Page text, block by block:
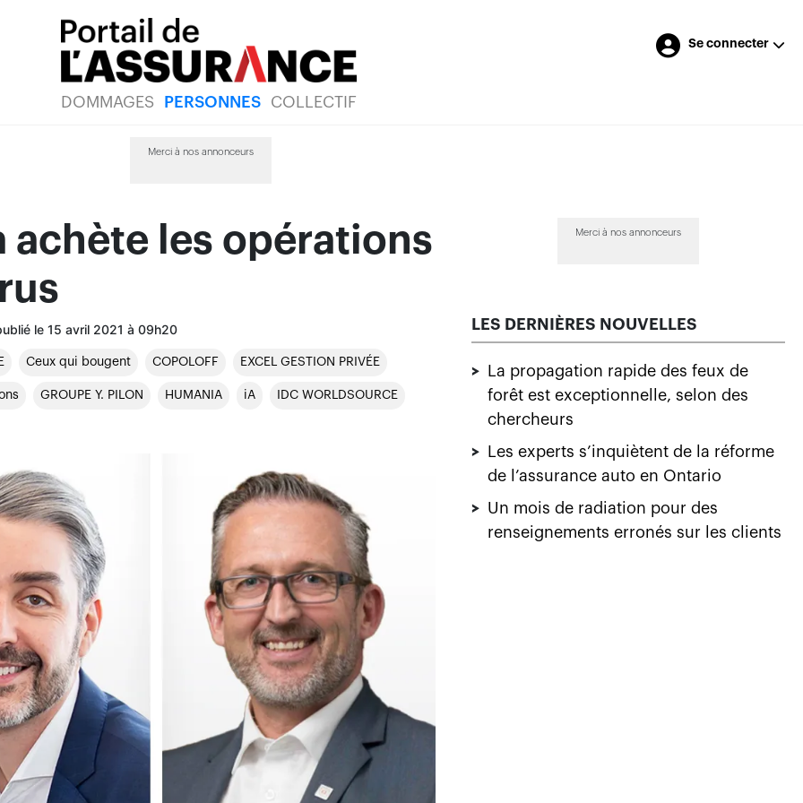
DOMMAGES PERSONNES COLLECTIF
Se connecter
Merci à nos annonceurs
achète les opérations
le 15 avril 2021 à 09h20
Ceux qui bougent COPOLOFF EXCEL GESTION PRIVÉE
GROUPE Y. PILON HUMANIA iA IDC WORLDSOURCE
Merci à nos annonceurs
LES DERNIÈRES NOUVELLES
>
La propagation rapide des feux de
forêt est exceptionnelle, selon des
chercheurs
>
Les experts s’inquiètent de la réforme
de l’assurance auto en Ontario
> Un mois de radiation pour des
renseignements erronés sur les clients